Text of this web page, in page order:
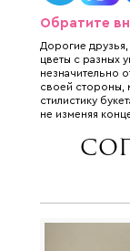
Обратите
Дорогие
цветы с разных
незначительно
своей стороны,
стилистику
не изменяя